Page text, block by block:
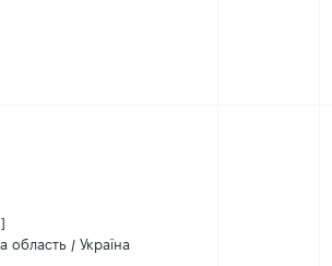
область / Україна